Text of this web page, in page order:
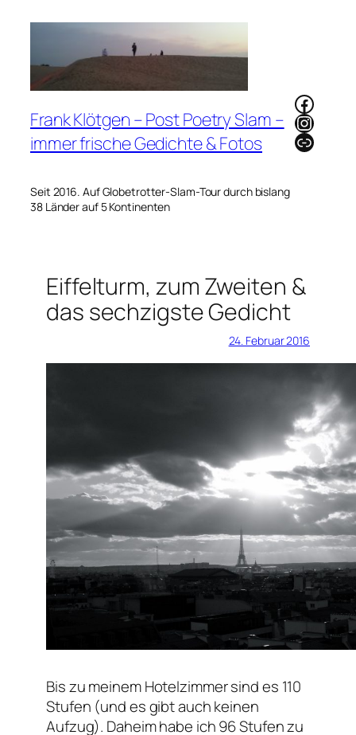
Frank Klötgen – Post Poetry Slam –
immer frische Gedichte & Fotos
Seit 2016. Auf Globetrotter-Slam-Tour durch bislang
38 Länder auf 5 Kontinenten
Link
Eiffelturm, zum Zweiten &
das sechzigste Gedicht
24. Februar 2016
Bis zu meinem Hotelzimmer sind es 110
Stufen (und es gibt auch keinen
Aufzug). Daheim habe ich 96 Stufen zu